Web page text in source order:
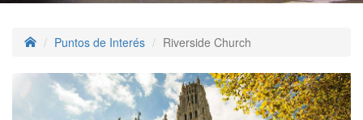
Puntos de Interés Riverside Church